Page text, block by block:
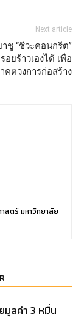
Next article
ชู “ชีวะคอนกรีต”
ยร้าวเองได้ เพื่อ
คตวงการก่อสร้าง
ตร์ มหาวิทยาลัย
มูลค่า 3 หมื่น